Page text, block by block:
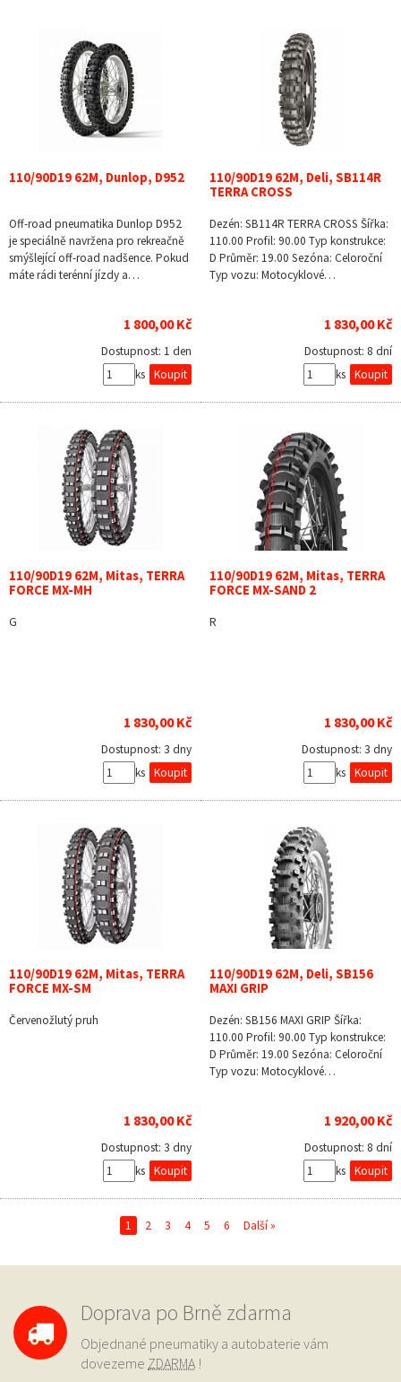
110/90D19 62M, Dunlop, D952
Off-road pneumatika Dunlop D952
je speciálně navržena pro rekreačně
smýšlející off-road nadšence. Pokud
máte rádi terénní jízdy a…
1 800,00 Kč
Dostupnost: 1 den
ks
110/90D19 62M, Deli, SB114R
TERRA CROSS
Dezén: SB114R TERRA CROSS Šířka:
110.00 Profil: 90.00 Typ konstrukce:
D Průměr: 19.00 Sezóna: Celoroční
Typ vozu: Motocyklové…
1 830,00 Kč
Dostupnost: 8 dní
ks
110/90D19 62M, Mitas, TERRA
FORCE MX-MH
G
1 830,00 Kč
Dostupnost: 3 dny
ks
110/90D19 62M, Mitas, TERRA
FORCE MX-SAND 2
R
1 830,00 Kč
Dostupnost: 3 dny
ks
110/90D19 62M, Mitas, TERRA
FORCE MX-SM
Červenožlutý pruh
1 830,00 Kč
Dostupnost: 3 dny
ks
110/90D19 62M, Deli, SB156
MAXI GRIP
Dezén: SB156 MAXI GRIP Šířka:
110.00 Profil: 90.00 Typ konstrukce:
D Průměr: 19.00 Sezóna: Celoroční
Typ vozu: Motocyklové…
1 920,00 Kč
Dostupnost: 8 dní
ks
1 2 3 4 5 6 Další »
Doprava po Brně zdarma
Objednané pneumatiky a autobaterie vám
dovezeme ZDARMA !